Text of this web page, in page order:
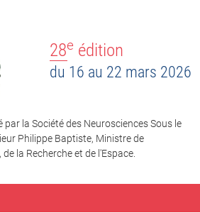
28e édition
du 16 au 22 mars 2026
la Société des Neurosciences Sous le
Philippe Baptiste, Ministre de
de la Recherche et de l'Espace.